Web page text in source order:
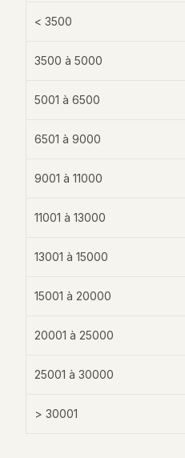
< 3500
3500 à 5000
5001 à 6500
6501 à 9000
9001 à 11000
11001 à 13000
13001 à 15000
15001 à 20000
20001 à 25000
25001 à 30000
> 30001